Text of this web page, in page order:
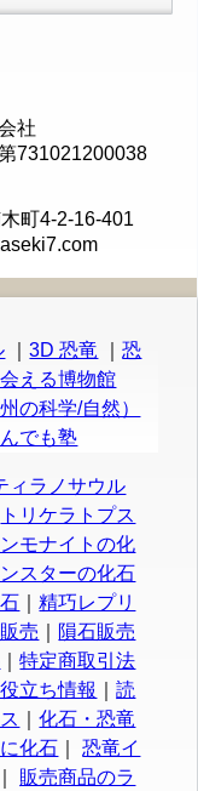
社
731021200038
町4-2-16-401
｜3D 恐竜 ｜恐
える博物館
の科学/自然）
でも塾
ィラノサウル
トリケラトプス
モナイトの化
スターの化石
｜精巧レプリ
売
隕石販売
｜特定商取引法
立ち情報 ｜読
｜化石・恐竜
化石 ｜恐竜イ
販売商品のラ